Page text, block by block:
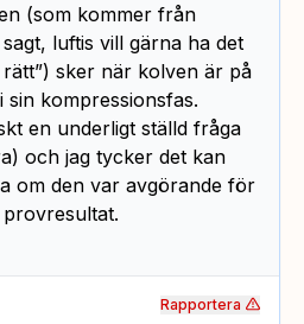
(som kommer från
luftis vill gärna ha det
sker när kolven är på
kompressionsfas.
en underligt ställd fråga
och jag tycker det kan
om den var avgörande för
Rapportera